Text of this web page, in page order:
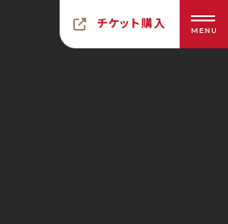
チケット購入 MENU